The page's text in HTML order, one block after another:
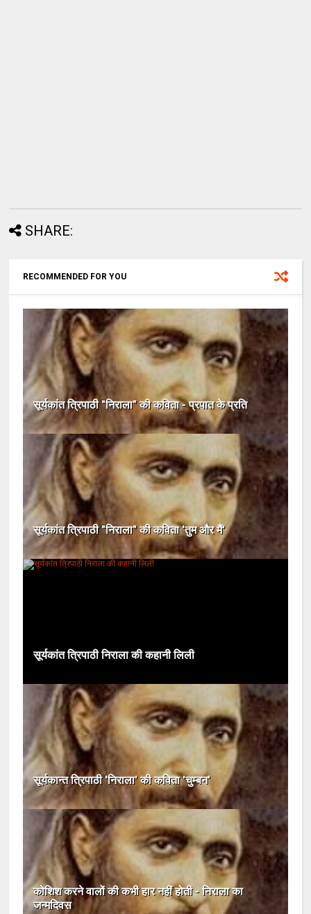
SHARE:
RECOMMENDED FOR YOU
सूर्यकांत त्रिपाठी "निराला" की कविता - प्रपात के प्रति
सूर्यकांत त्रिपाठी "निराला" की कविता 'तुम और मैं'
सूर्यकांत त्रिपाठी निराला की कहानी लिली
सूर्यकान्त त्रिपाठी 'निराला' की कविता 'चुम्बन'
कोशिश करने वालों की कभी हार नहीं होती - निराला का
जन्मदिवस